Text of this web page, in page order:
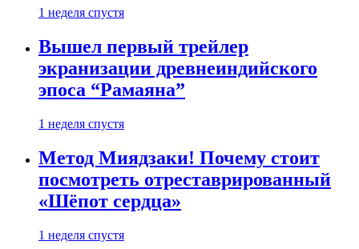
1 неделя спустя
Вышел первый трейлер
экранизации древнеиндийского
эпоса “Рамаяна”
1 неделя спустя
Метод Миядзаки! Почему стоит
посмотреть отреставрированный
«Шёпот сердца»
1 неделя спустя